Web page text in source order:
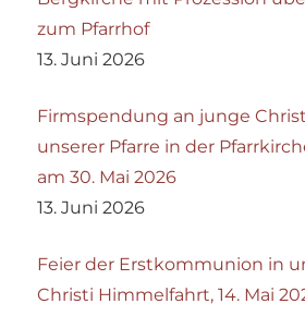
zum Pfarrhof
13. Juni 2026
Firmspendung an junge
unserer Pfarre in der
am 30. Mai 2026
13. Juni 2026
Feier der Erstkommunion in
Christi Himmelfahrt, 14. Mai